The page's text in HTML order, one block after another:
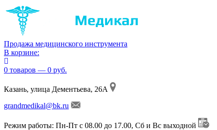
Продажа медицинского инструмента
В корзине:
0 товаров — 0 руб.
Казань, улица Дементьева, 26А
grandmedikal@bk.ru
Режим работы: Пн-Пт с 08.00 до 17.00, Сб и Вс выходной